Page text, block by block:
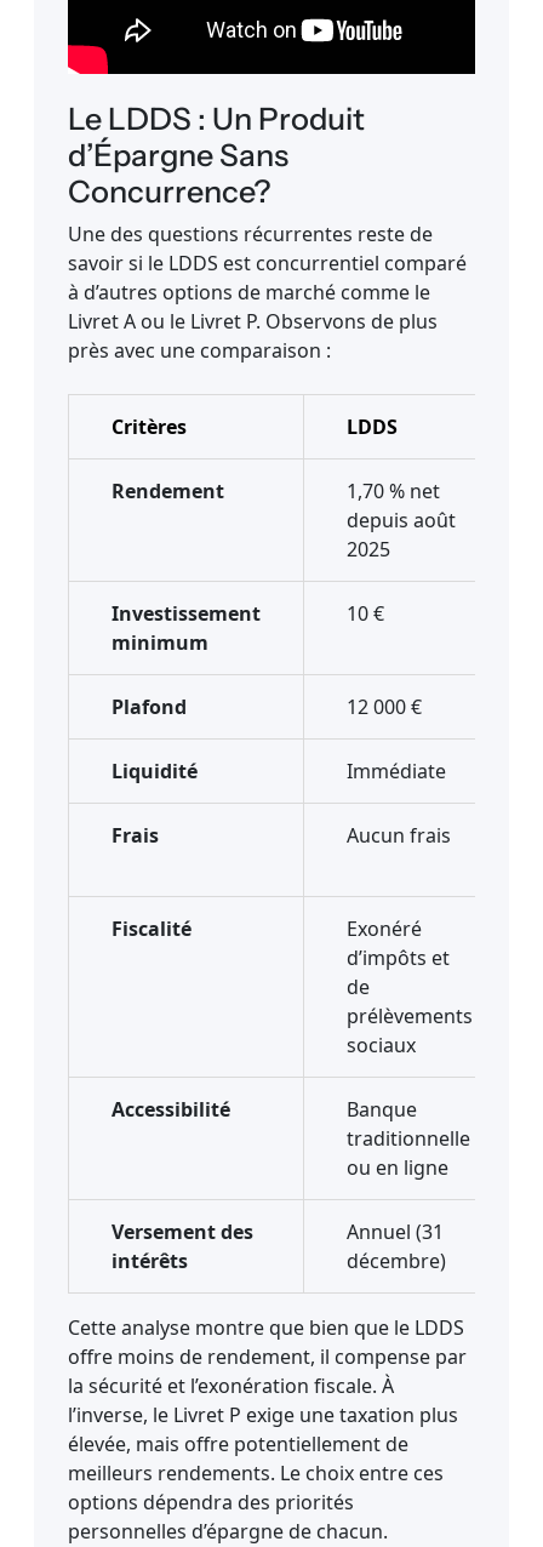
Le LDDS : Un Produit
d’Épargne Sans
Concurrence?
Une des questions récurrentes reste de
savoir si le LDDS est concurrentiel comparé
à d’autres options de marché comme le
Livret A ou le Livret P. Observons de plus
près avec une comparaison :
Critères LDDS
Rendement
1,70 % net
depuis août
2025
Investissement
minimum
10 €
Plafond 12 000 €
Liquidité Immédiate
Frais Aucun frais
Fiscalité
Exonéré
d’impôts et
de
prélèvements
sociaux
Accessibilité
Banque
traditionnelle
ou en ligne
Versement des
intérêts
Annuel (31
décembre)
Cette analyse montre que bien que le LDDS
offre moins de rendement, il compense par
la sécurité et l’exonération fiscale. À
l’inverse, le Livret P exige une taxation plus
élevée, mais offre potentiellement de
meilleurs rendements. Le choix entre ces
options dépendra des priorités
personnelles d’épargne de chacun.